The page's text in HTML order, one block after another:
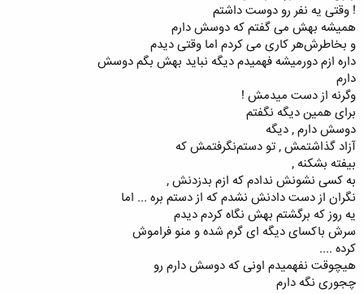
! ﻭﻗﺘﯽ ﯾﻪ ﻧﻔﺮ ﺭﻭ ﺩﻭﺳﺖ ﺩﺍﺷﺘﻢ
ﻫﻤﯿﺸﻪ ﺑﻬﺶ ﻣﯽ ﮔﻔﺘﻢ ﮐﻪ ﺩﻭﺳﺶ ﺩﺍﺭﻡ
ﻭ ﺑﺨﺎﻃﺮﺵﻫﺮ ﮐﺎﺭﯼ ﻣﯽ ﮐﺮﺩﻡ ﺍﻣﺎ ﻭﻗﺘﯽ ﺩﯾﺪﻡ
ﺩﺍﺭﻩ ﺍﺯﻡ ﺩﻭﺭﻣﯿﺸﻪ ﻓﻬﻤﯿﺪﻡ ﺩﯾﮕﻪ ﻧﺒﺎﯾﺪ ﺑﻬﺶ ﺑﮕﻢ ﺩﻭﺳﺶ
ﺩﺍﺭﻡ
ﻭﮔﺮﻧﻪ ﺍﺯ ﺩﺳﺖ ﻣﯿﺪﻣﺶ !
ﺑﺮﺍﯼ ﻫﻤﯿﻦ ﺩﯾﮕﻪ ﻧﮕﻔﺘﻢ
ﺩﻭﺳﺶ ﺩﺍﺭﻡ , ﺩﯾﮕﻪ
ﺁﺯﺍﺩ ﮔﺬﺍﺷﺘﻤﺶ , ﺗﻮ ﺩﺳﺘﻢﻧﮕﺮﻓﺘﻤﺶ ﮐﻪ
ﺑﯿﻔﺘﻪ ﺑﺸﮑﻨﻪ ,
ﺑﻪ ﮐﺴﯽ ﻧﺸﻮﻧﺶ ﻧﺪﺍﺩﻡ ﮐﻪ ﺍﺯﻡ ﺑﺪﺯﺩﻧﺶ ,
ﻧﮕﺮﺍﻥ ﺍﺯ ﺩﺳﺖ ﺩﺍﺩﻧﺶ ﻧﺸﺪﻡ ﮐﻪ ﺍﺯ ﺩﺳﺘﻢ ﺑﺮﻩ ... ﺍﻣﺎ
ﯾﻪ ﺭﻭﺯ ﮐﻪ ﺑﺮﮔﺸﺘﻢ ﺑﻬﺶ ﻧﮕﺎﻩ ﮐﺮﺩﻡ ﺩﯾﺪﻡ
ﺳﺮﺵ ﺑﺎﮐﺴﺎﯼ ﺩﯾﮕﻪ ﺍﯼ ﮔﺮﻡ ﺷﺪﻩ ﻭ ﻣﻨﻮ ﻓﺮﺍﻣﻮﺵ
ﮐﺮﺩﻩ ....
ﻫﯿﭽﻮﻗﺖ ﻧﻔﻬﻤﯿﺪﻡ ﺍﻭﻧﯽ ﮐﻪ ﺩﻭﺳﺶ ﺩﺍﺭﻡ ﺭﻭ
ﭼﺠﻮﺭﯼ ﻧﮕﻪ ﺩﺍﺭﻡ